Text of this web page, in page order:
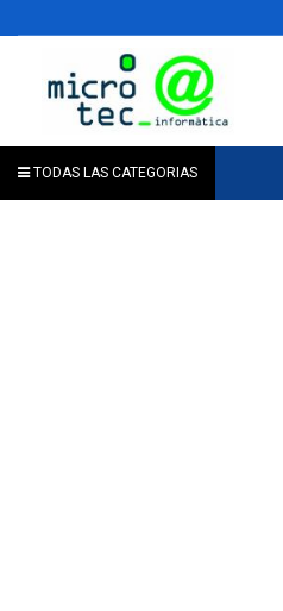
TODAS LAS CATEGORIAS